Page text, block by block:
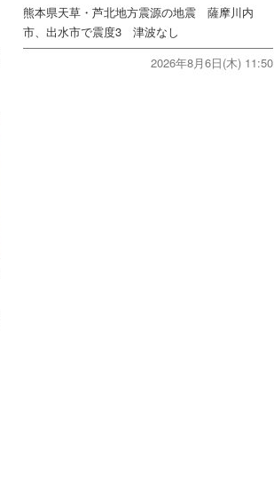
熊本県天草・芦北地方震源の地震 薩摩川内
市、出水市で震度3 津波なし
2026年8月6日(木) 11:50